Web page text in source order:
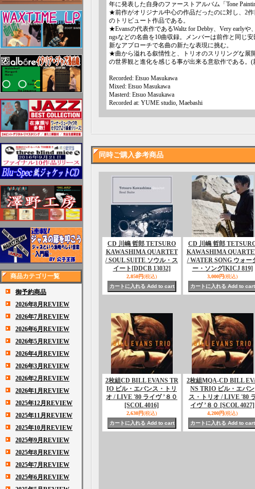
商品カテゴリ一覧
御予約商品
2026年8月REVIEW
2026年7月REVIEW
2026年6月REVIEW
2026年5月REVIEW
2026年4月REVIEW
2026年3月REVIEW
2026年2月REVIEW
2026年1月REVIEW
2025年12月REVIEW
2025年11月REVIEW
2025年10月REVIEW
2025年9月REVIEW
2025年8月REVIEW
2025年7月REVIEW
2025年6月REVIEW
年に発表した自身のファーストアルバム「Tone
★前作がオリジナル中心の作品だったのに対し、2
のトリビュート作品である。
★Evansの代表作であるWaltz for Debby、Very early
ngsなどの名曲を10曲収録。メンバーは前作と同じ
新なアプローチで名曲の新たな表現に挑む。
★曲から溢れる叙情性と、トリオのスリリングな展
の世界観と進化を感じる事が出来る意欲作である。(
Recorded: Etsuo Masukawa
Mixed: Etsuo Masukawa
Masterd: Etsuo Masukawa
Recorded at: YUME studio, Maebashi
同時ご購入参考商品
CD 川嶋 哲郎 TETSURO
KAWASHIMA QUARTET
/ SOUL SUITE ソウル・ス
イート [DDCB 13032]
2,850円(税込)
CD 川嶋 哲郎
KAWASHIMA
/ WATER SONG ウォー
ー・ソング[KICJ 819]
3,000円(税込)
2枚組CD BILL EVANS TR
IO ビル・エバンス・トリ
オ / LIVE '80 ライヴ ’８０
[SCOL 4016]
2,630円(税込)
2枚組MQA-CD BILL
NS TRIO ビル・エバン
ス・トリオ / LIVE '80
イヴ ’８０ [SCOL 4027]
4,200円(税込)